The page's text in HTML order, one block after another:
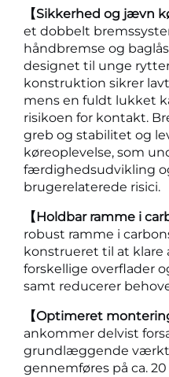
【Sikkerhed og jævn
et dobbelt
håndbremse og
designet til unge
konstruktion sikrer
mens en fuldt lukket
risikoen for kontakt.
greb og stabilitet og
køreoplevelse, som
færdighedsudvikling
brugerelaterede risici.
【Holdbar ramme i
robust ramme i
konstrueret til at klare
forskellige overflader
samt reducerer
【Optimeret
ankommer delvist
grundlæggende
gennemføres på ca.